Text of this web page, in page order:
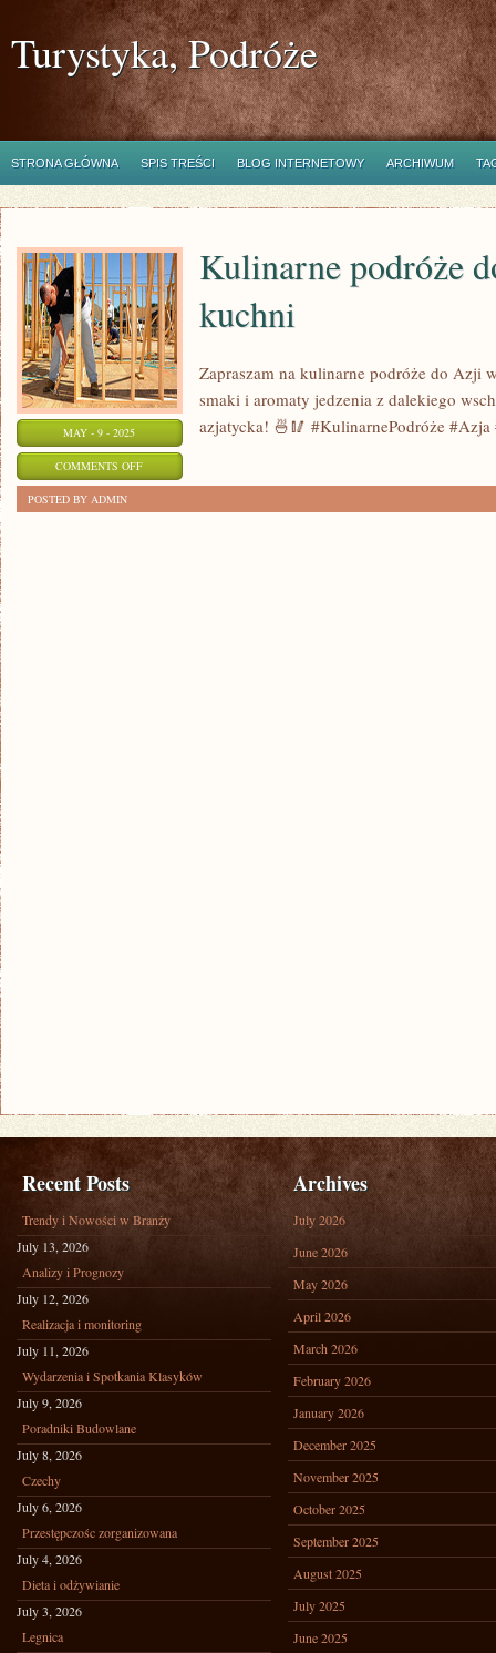
Turystyka, Podróże
STRONA GŁÓWNA SPIS TREŚCI BLOG INTERNETOWY ARCHIWUM
MAY - 9 - 2025
COMMENTS OFFON
Kulinarne podróże
kuchni
Zapraszam na kulinarne podróże do Azji
smaki i aromaty jedzenia z dalekiego
azjatycka! 🍜🥢 #KulinarnePodróże
POSTED BY ADMIN
Recent Posts
Trendy i Nowości w Branży
July 13, 2026
Analizy i Prognozy
July 12, 2026
Realizacja i monitoring
July 11, 2026
Wydarzenia i Spotkania Klasyków
July 9, 2026
Poradniki Budowlane
July 8, 2026
Czechy
July 6, 2026
Przestępczośc zorganizowana
July 4, 2026
Dieta i odżywianie
July 3, 2026
Legnica
Archives
July 2026
June 2026
May 2026
April 2026
March 2026
February 2026
January 2026
December 2025
November 2025
October 2025
September 2025
August 2025
July 2025
June 2025